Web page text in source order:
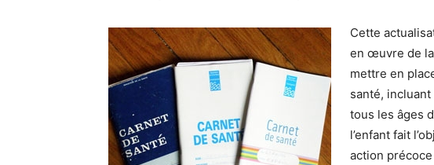
Cette
en œuvre de
mettre en
santé,
tous les âges
l’enfant fait
action